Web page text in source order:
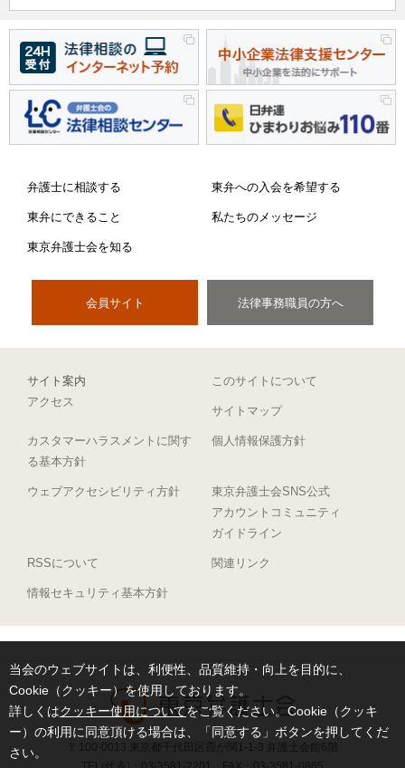
当会のウェブサイトは、利便性、品質維持・向上を目的に、
Cookie（クッキー）を使用しております。
詳しくはクッキー使用についてをご覧ください。Cookie（クッキ
ー）の利用に同意頂ける場合は、「同意する」ボタンを押してくだ
さい。
弁護士に相談する 東弁への入会を希望する
東弁にできること 私たちのメッセージ
東京弁護士会を知る
会員サイト 法律事務職員の方へ
サイト案内
このサイトについて
アクセス
サイトマップ
カスタマーハラスメントに関す
る基本方針
個人情報保護方針
ウェブアクセシビリティ方針
東京弁護士会SNS公式
アカウントコミュニティ
ガイドライン
RSSについて 関連リンク
情報セキュリティ基本方針
〒100-0013 東京都千代田区霞が関1-1-3 弁護士会館6階